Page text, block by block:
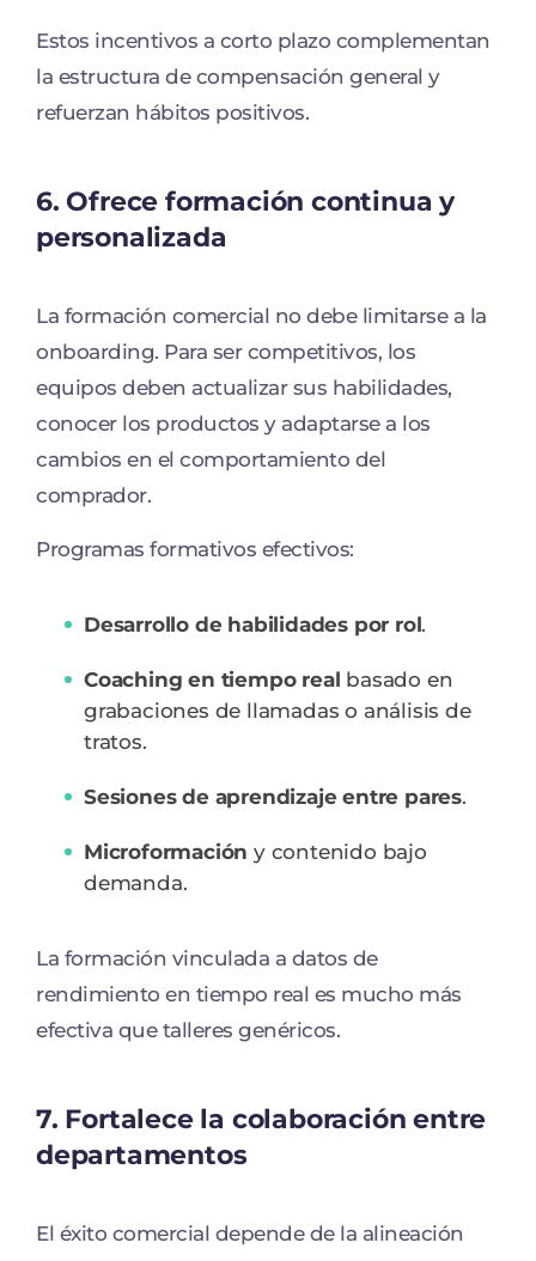
Estos incentivos a corto plazo complementan
la estructura de compensación general y
refuerzan hábitos positivos.
6. Ofrece formación continua y
personalizada
La formación comercial no debe limitarse a la
onboarding. Para ser competitivos, los
equipos deben actualizar sus habilidades,
conocer los productos y adaptarse a los
cambios en el comportamiento del
comprador.
Programas formativos efectivos:
Desarrollo de habilidades por rol.
Coaching en tiempo real basado en
grabaciones de llamadas o análisis de
tratos.
Sesiones de aprendizaje entre pares.
Microformación y contenido bajo
demanda.
La formación vinculada a datos de
rendimiento en tiempo real es mucho más
efectiva que talleres genéricos.
7. Fortalece la colaboración entre
departamentos
El éxito comercial depende de la alineación